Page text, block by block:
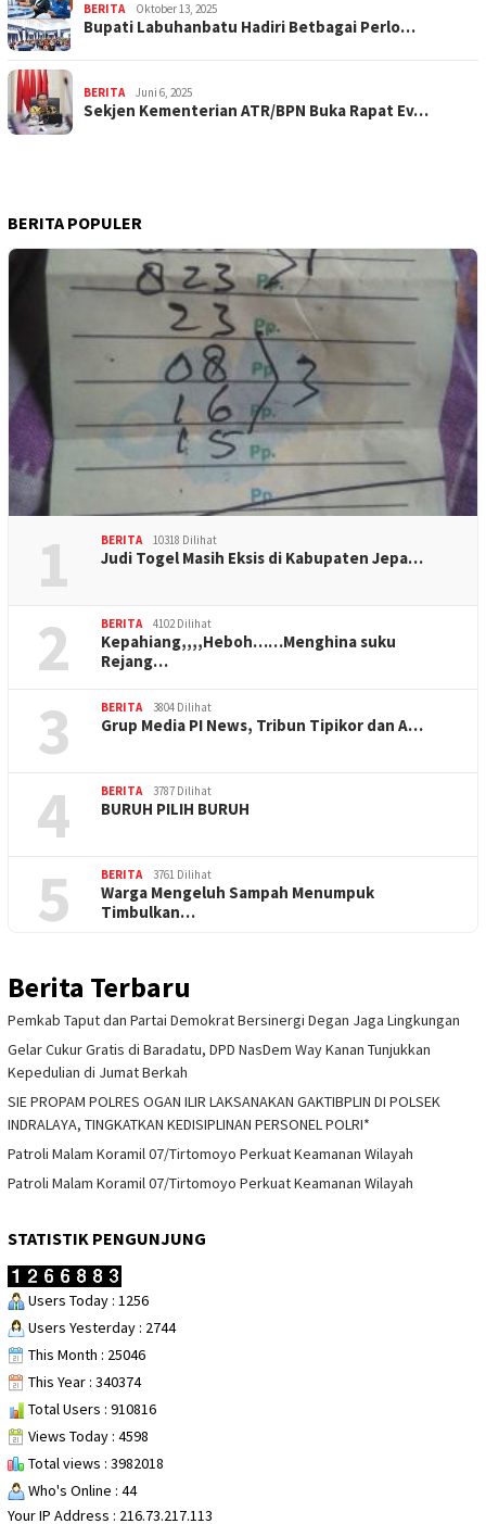
BERITA Oktober 13, 2025
Bupati Labuhanbatu Hadiri Betbagai Perlo…
BERITA Juni 6, 2025
Sekjen Kementerian ATR/BPN Buka Rapat Ev…
BERITA POPULER
1 BERITA 10318 Dilihat
Judi Togel Masih Eksis di Kabupaten Jepa…
2 BERITA 4102 Dilihat
Kepahiang,,,,Heboh……Menghina suku
Rejang…
3 BERITA 3804 Dilihat
Grup Media PI News, Tribun Tipikor dan A…
4 BERITA 3787 Dilihat
BURUH PILIH BURUH
5 BERITA 3761 Dilihat
Warga Mengeluh Sampah Menumpuk
Timbulkan…
Berita Terbaru
Pemkab Taput dan Partai Demokrat Bersinergi Degan Jaga Lingkungan
Gelar Cukur Gratis di Baradatu, DPD NasDem Way Kanan Tunjukkan
Kepedulian di Jumat Berkah
SIE PROPAM POLRES OGAN ILIR LAKSANAKAN GAKTIBPLIN DI POLSEK
INDRALAYA, TINGKATKAN KEDISIPLINAN PERSONEL POLRI*
Patroli Malam Koramil 07/Tirtomoyo Perkuat Keamanan Wilayah
Patroli Malam Koramil 07/Tirtomoyo Perkuat Keamanan Wilayah
STATISTIK PENGUNJUNG
Users Today : 1256
Users Yesterday : 2744
This Month : 25046
This Year : 340374
Total Users : 910816
Views Today : 4598
Total views : 3982018
Who's Online : 44
Your IP Address : 216.73.217.113